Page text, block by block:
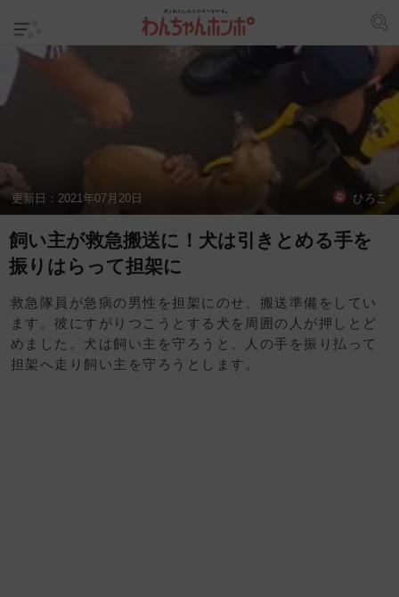
更新日： 2021年07月20日 ひろこ
飼い主が救急搬送に！犬は引きとめる手を
振りはらって担架に
救急隊員が急病の男性を担架にのせ、搬送準備をしてい
ます。彼にすがりつこうとする犬を周囲の人が押しとど
めました。犬は飼い主を守ろうと、人の手を振り払って
担架へ走り飼い主を守ろうとします。